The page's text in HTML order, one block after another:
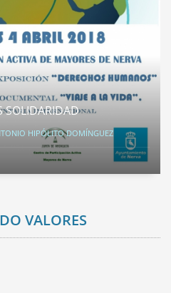
SOLIDARIDAD
HIPÓLITO DOMÍNGUEZ
VALORES